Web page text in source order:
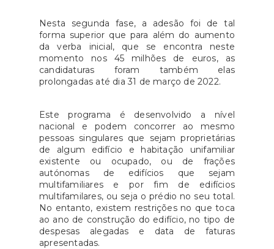
Nesta segunda fase, a adesão foi de tal
forma superior que para além do aumento
da verba inicial, que se encontra neste
momento nos 45 milhões de euros, as
candidaturas foram também elas
prolongadas até dia 31 de março de 2022.
Este programa é desenvolvido a nível
nacional e podem concorrer ao mesmo
pessoas singulares que sejam proprietárias
de algum edifício e habitação unifamiliar
existente ou ocupado, ou de frações
autónomas de edifícios que sejam
multifamiliares e por fim de edifícios
multifamilares, ou seja o prédio no seu total.
No entanto, existem restrições no que toca
ao ano de construção do edifício, no tipo de
despesas alegadas e data de faturas
apresentadas.